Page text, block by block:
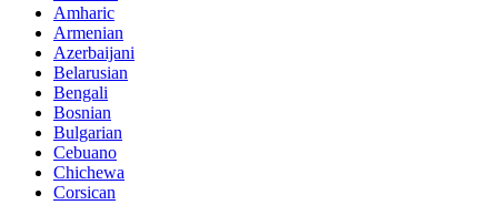
Amharic
Armenian
Azerbaijani
Belarusian
Bengali
Bosnian
Bulgarian
Cebuano
Chichewa
Corsican